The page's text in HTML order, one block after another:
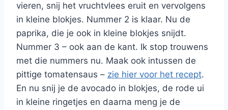
vieren, snij het vruchtvlees eruit en vervolgens
in kleine blokjes. Nummer 2 is klaar. Nu de
paprika, die je ook in kleine blokjes snijdt.
Nummer 3 – ook aan de kant. Ik stop trouwens
met die nummers nu. Maak ook intussen de
pittige tomatensaus – zie hier voor het recept.
En nu snij je de avocado in blokjes, de rode ui
in kleine ringetjes en daarna meng je de